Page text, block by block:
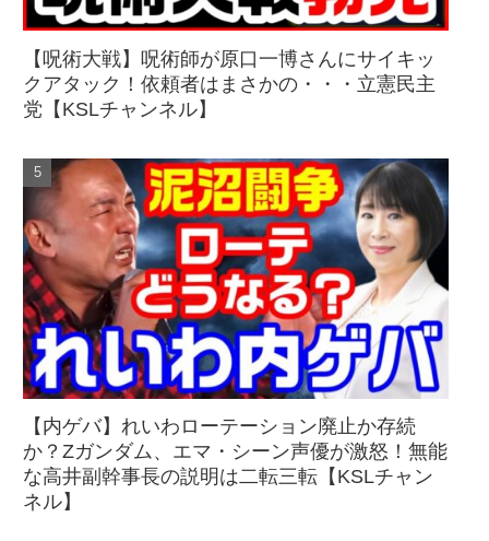
【呪術大戦】呪術師が原口一博さんにサイキッ
クアタック！依頼者はまさかの・・・立憲民主
党【KSLチャンネル】
【内ゲバ】れいわローテーション廃止か存続
か？Zガンダム、エマ・シーン声優が激怒！無能
な高井副幹事長の説明は二転三転【KSLチャン
ネル】